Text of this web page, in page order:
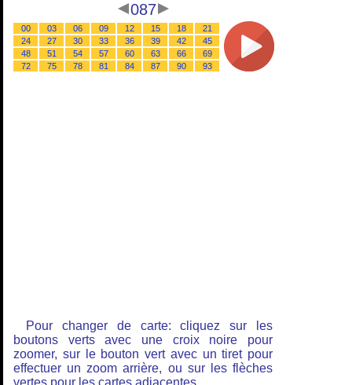
087
00 03 06 09 12 15 18
21
24
27 30 33 36 39 42
45
48
51 54 57 60 63 66
69
72
75 78 81 84 87 90 93
Pour changer de carte: cliquez sur les
boutons verts avec une croix noire pour
zoomer, sur le bouton vert avec un tiret pour
effectuer un zoom arrière, ou sur les flèches
vertes pour les cartes adjacentes.